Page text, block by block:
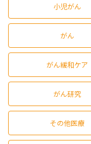
小児がん
がん
がん緩和ケア
がん研究
その他医療